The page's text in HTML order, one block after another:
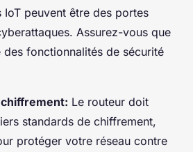
IoT peuvent être des portes
Assurez-vous que
fonctionnalités de sécurité
Le routeur doit
standards de chiffrement,
protéger votre réseau contre